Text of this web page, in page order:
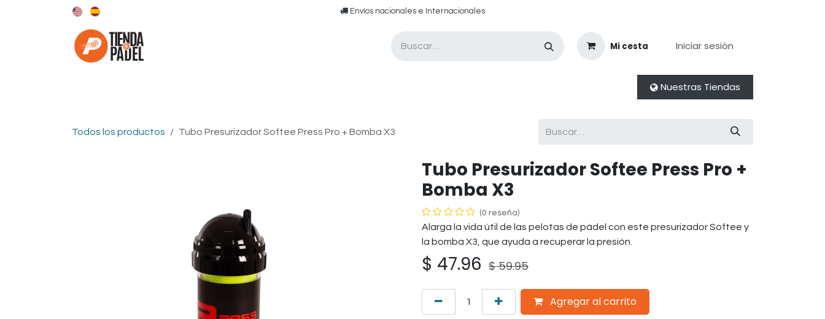
​​ E​nvíos nacionales e ​​​Internacionales​
Mi cesta Iniciar sesión
Nuestras Tiendas
Todos los productos Tubo Presurizador Softee Press Pro + Bomba X3
Tubo Presurizador Softee Press Pro +
Bomba X3
(0 reseña)
Alarga la vida útil de las pelotas de pádel con este presurizador Softee y
la bomba X3, que ayuda a recuperar la presión.
$ 47.96 $59.95
Agregar al carrito